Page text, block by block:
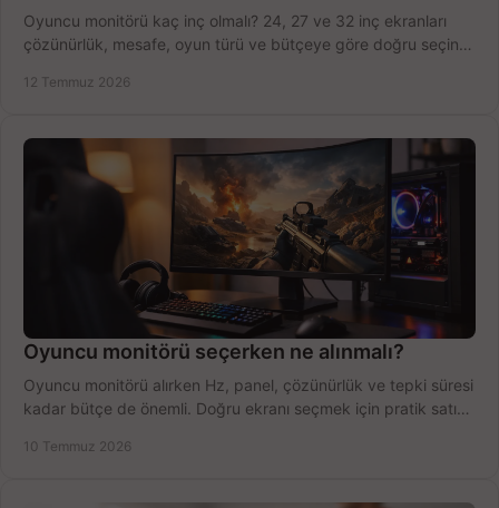
Oyuncu monitörü kaç inç olmalı? 24, 27 ve 32 inç ekranları
çözünürlük, mesafe, oyun türü ve bütçeye göre doğru seçin,
12 Temmuz 2026
Oyuncu monitörü seçerken ne alınmalı?
Oyuncu monitörü alırken Hz, panel, çözünürlük ve tepki süresi
kadar bütçe de önemli. Doğru ekranı seçmek için pratik satın
10 Temmuz 2026